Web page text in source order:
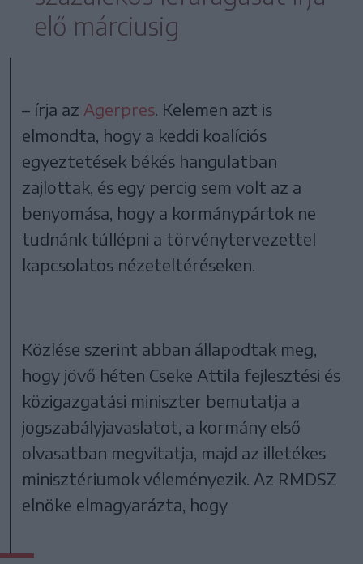
elő márciusig
– írja az Agerpres . Kelemen azt is
elmondta, hogy a keddi koalíciós
egyeztetések békés hangulatban
zajlottak, és egy percig sem volt az a
benyomása, hogy a kormánypártok ne
tudnánk túllépni a törvénytervezettel
kapcsolatos nézeteltéréseken.
Közlése szerint abban állapodtak meg,
hogy jövő héten Cseke Attila fejlesztési és
közigazgatási miniszter bemutatja a
jogszabályjavaslatot, a kormány első
olvasatban megvitatja, majd az illetékes
minisztériumok véleményezik. Az RMDSZ
elnöke elmagyarázta, hogy